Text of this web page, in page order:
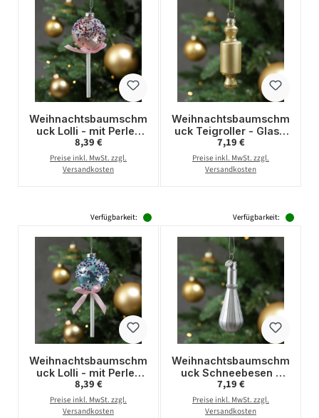
Weihnachtsbaumschm
uck Lolli - mit Perlen
verziert - Glas -
Christbaumschmuck -
H: 16cm - rosa
Regulärer Preis:
8,39 €
Preise inkl. MwSt. zzgl.
Versandkosten
Weihnachtsbaumschm
uck Teigroller - Glas -
Christbaumschmuck -
H: 10cm - gold
Regulärer Preis:
7,19 €
Preise inkl. MwSt. zzgl.
Versandkosten
Verfügbarkeit:
Weihnachtsbaumschm
uck Lolli - mit Perlen
verziert - Glas -
Christbaumschmuck -
H: 16cm - blau
Regulärer Preis:
8,39 €
Preise inkl. MwSt. zzgl.
Versandkosten
Verfügbarkeit:
Weihnachtsbaumschm
uck Schneebesen -
Glas -
Christbaumschmuck -
H: 10cm - silber
Regulärer Preis:
7,19 €
Preise inkl. MwSt. zzgl.
Versandkosten